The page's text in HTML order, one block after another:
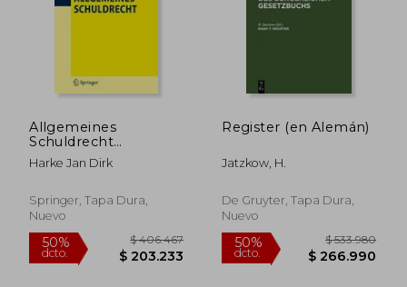
Allgemeines
Schuldrecht
(Enzyklopadie Der
Rechts- und
Harke Jan Dirk
Springer, Tapa Dura,
Nuevo
Register (en Alemán)
Jatzkow, H.
De Gruyter, Tapa Dura,
Nuevo